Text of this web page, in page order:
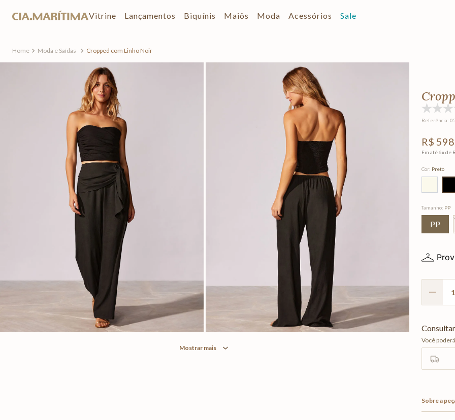
Vitrine Lançamentos Biquínis Maiôs Moda Acessórios Sale
Moda e Saídas Cropped com Linho Noir
Mostrar mais
Referência:
R$ 598
Em até6x de
Cor: Preto
Tamanho: PP
PP
Sobre a